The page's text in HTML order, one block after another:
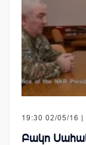
19:30 02/05/16 |
Բակո